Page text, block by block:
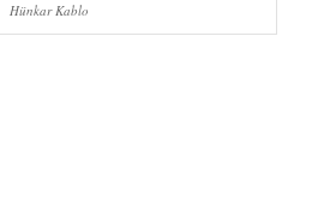
Hünkar Kablo